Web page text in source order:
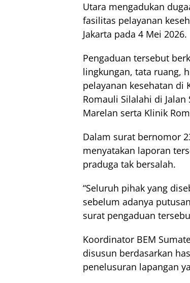
Utara mengadukan
fasilitas pelayanan
Jakarta pada 4 Mei 2026.
Pengaduan tersebut
lingkungan, tata ruang,
pelayanan kesehatan di
Romauli Silalahi di Jalan
Marelan serta Klinik
Dalam surat bernomor
menyatakan laporan
praduga tak bersalah.
“Seluruh pihak yang
sebelum adanya
surat pengaduan
Koordinator BEM
disusun berdasarkan
penelusuran lapangan